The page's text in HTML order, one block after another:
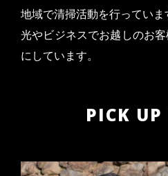
地域で清掃活動を行ってい
光やビジネスでお越しのお
にしています。
PICK UP